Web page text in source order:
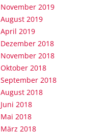
November 2019
August 2019
April 2019
Dezember 2018
November 2018
Oktober 2018
September 2018
August 2018
Juni 2018
Mai 2018
März 2018